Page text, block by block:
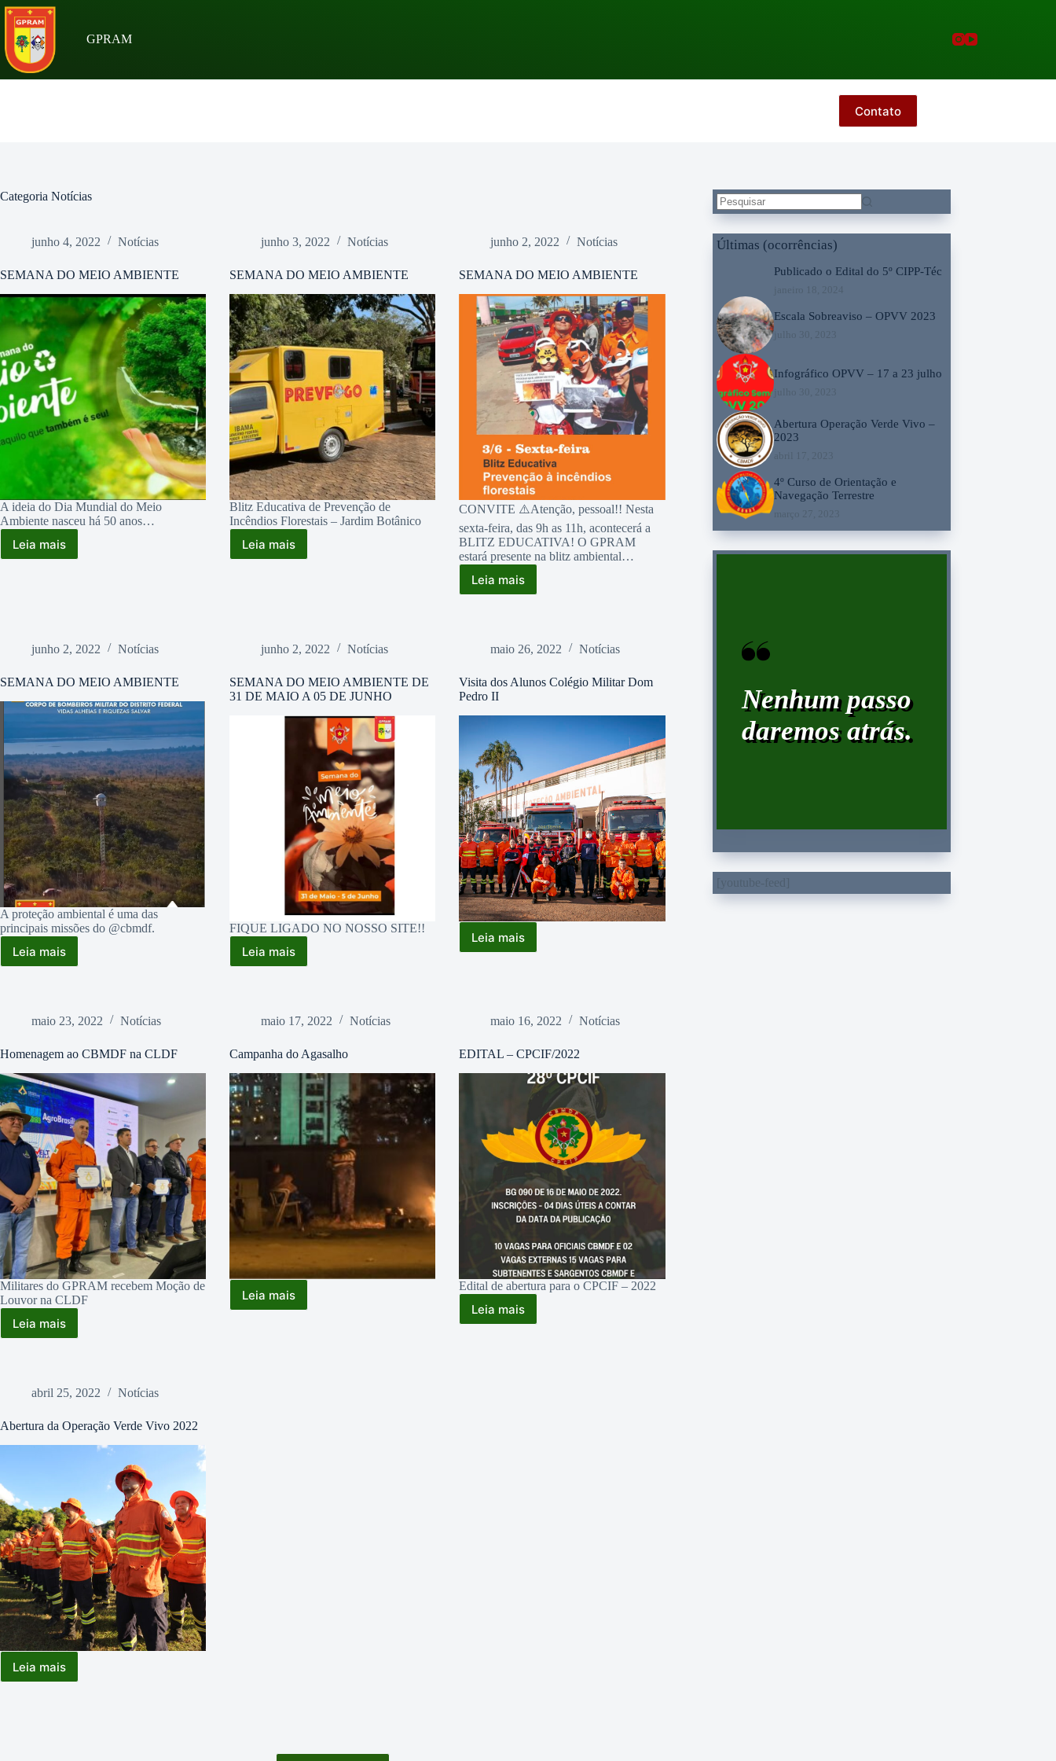
Pular
para
conteúdo
GPRAM
Contato
Categoria Notícias
junho 4, 2022 Notícias
SEMANA DO MEIO AMBIENTE
A ideia do Dia Mundial do Meio
Ambiente nasceu há 50 anos…
Leia mais
SEMANA
junho 3, 2022 Notícias
SEMANA DO MEIO AMBIENTE
Blitz Educativa de Prevenção de
Incêndios Florestais – Jardim Botânico
Leia mais
SEMANA
junho 2, 2022 Notícias
SEMANA DO MEIO AMBIENTE
CONVITE ⚠️Atenção, pessoal!! Nesta
sexta-feira, das 9h as 11h, acontecerá a
BLITZ EDUCATIVA! O GPRAM
estará presente na blitz ambiental…
Leia mais
SEMANA
junho 2, 2022 Notícias
SEMANA DO MEIO AMBIENTE
A proteção ambiental é uma das
principais missões do @cbmdf.
Leia mais
SEMANA
junho 2, 2022 Notícias
SEMANA DO MEIO AMBIENTE DE
31 DE MAIO A 05 DE JUNHO
FIQUE LIGADO NO NOSSO SITE!!
Leia mais
SEMANA
DE
DE
MAIO
A
05
DE
JUNHO
maio 26, 2022 Notícias
Visita dos Alunos Colégio Militar Dom
Pedro II
Leia mais
Visita
Dom
II
maio 23, 2022 Notícias
Homenagem ao CBMDF na CLDF
Militares do GPRAM recebem Moção de
Louvor na CLDF
Leia maisHomenagem
CLDF
maio 17, 2022 Notícias
Campanha do Agasalho
Leia maisCampanha
maio 16, 2022 Notícias
EDITAL – CPCIF/2022
Edital de abertura para o CPCIF – 2022
Leia mais
EDITAL
abril 25, 2022 Notícias
Abertura da Operação Verde Vivo 2022
Leia mais
Abertura
Sem
Últimas (ocorrências)
Publicado o Edital do 5º CIPP-Téc
janeiro 18, 2024
Escala Sobreaviso – OPVV 2023
julho 30, 2023
Infográfico OPVV – 17 a 23 julho
julho 30, 2023
Abertura Operação Verde Vivo –
2023
abril 17, 2023
4º Curso de Orientação e
Navegação Terrestre
março 27, 2023
Nenhum passo
daremos atrás.
[youtube-feed]